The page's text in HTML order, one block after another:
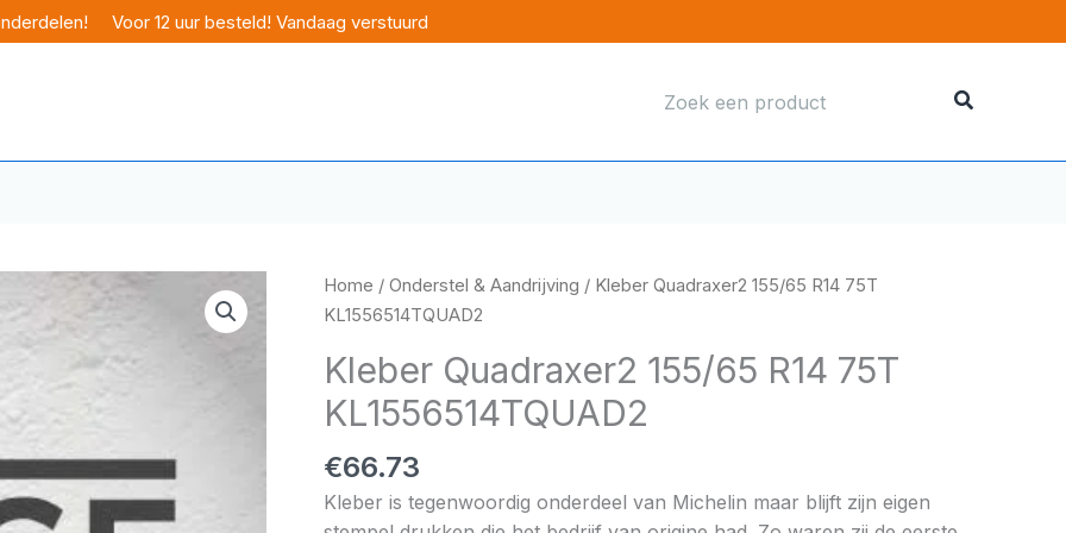
Voor 12 uur besteld! Vandaag verstuurd
naar:
Home / Onderstel & Aandrijving / Kleber Quadraxer2 155/65 R14 75T
KL1556514TQUAD2
Kleber Quadraxer2 155/65 R14 75T
KL1556514TQUAD2
€66.73
Kleber is tegenwoordig onderdeel van Michelin maar blijft zijn eigen